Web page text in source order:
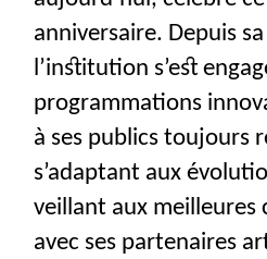
anniversaire. Depuis
l’institution s’est
programmations
à ses publics toujours
s’adaptant aux
veillant aux meilleures
avec ses partenaires